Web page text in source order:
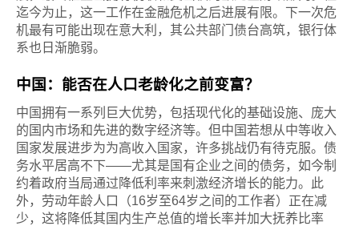
迄今为止，这一工作在金融危机之后进展有限。下一次危
机最有可能出现在意大利，其公共部门债台高筑，银行体
系也日渐脆弱。
中国：能否在人口老龄化之前变富？
中国拥有一系列巨大优势，包括现代化的基础设施、庞大
的国内市场和先进的数字经济等。但中国若想从中等收入
国家发展进步为为高收入国家，许多挑战仍有待克服。债
务水平居高不下——尤其是国有企业之间的债务，如今制
约着政府当局通过降低利率来刺激经济增长的能力。此
外，劳动年龄人口（16岁至64岁之间的工作者）正在减
少，这将降低其国内生产总值的增长率并加大抚养比率